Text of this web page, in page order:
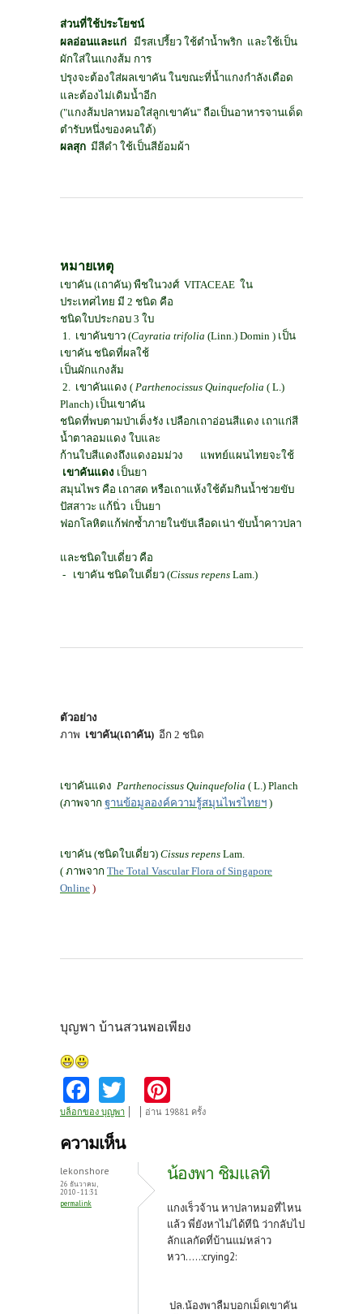
ส่วนที่ใช้ประโยชน์
ผลอ่อนและแก่ มีรสเปรี้ยว ใช้ตำน้ำพริก และใช้เป็น
ผักใส่ในแกงส้ม การ
ปรุงจะต้องใส่ผลเขาคัน ในขณะที่น้ำแกงกำลังเดือด
และต้องไม่เดิมน้ำอีก
("แกงส้มปลาหมอใส่ลูกเขาคัน" ถือเป็นอาหารจานเด็ด
ตำรับหนึ่งของคนใต้)
ผลสุก มีสีดำ ใช้เป็นสีย้อมผ้า
หมายเหตุ
เขาคัน (เถาคัน) พืชในวงศ์ VITACEAE ใน
ประเทศไทย มี 2 ชนิด คือ
ชนิดใบประกอบ 3 ใบ
1. เขาคันขาว (Cayratia trifolia (Linn.) Domin ) เป็น
เขาคัน ชนิดที่ผลใช้
เป็นผักแกงส้ม
2. เขาคันแดง ( Parthenocissus Quinquefolia ( L.)
Planch) เป็นเขาคัน
ชนิดที่พบตามป่าเต็งรัง เปลือกเถาอ่อนสีแดง เถาแก่สี
น้ำตาลอมแดง ใบและ
ก้านใบสีแดงถึงแดงอมม่วง
แพทย์แผนไทยจะใช้
เขาคันแดง เป็นยา
สมุนไพร คือ เถาสด หรือเถาแห้งใช้ต้มกินน้ำช่วยขับ
ปัสสาวะ แก้นิ่ว เป็นยา
ฟอกโลหิตแก้ฟกซ้ำภายในขับเลือดเน่า ขับน้ำคาวปลา
และชนิดใบเดี่ยว คือ
- เขาคัน ชนิดใบเดี่ยว (Cissus repens Lam.)
ตัวอย่าง
ภาพ เขาคัน(เถาคัน) อีก 2 ชนิด
เขาคันแดง Parthenocissus Quinquefolia ( L.) Planch
(ภาพจาก ฐานข้อมูลองค์ความรู้สมุนไพรไทยฯ )
เขาคัน (ชนิดใบเดี่ยว) Cissus repens Lam.
( ภาพจาก The Total Vascular Flora of Singapore
Online )
บุญพา บ้านสวนพอเพียง
Fa
ce
b
o
o
k
w
itt
er
nt
es
t
บล็อกของ บุญพา อ่าน 19881 ครั้ง
ความเห็น
lekonshore
26 ธันวาคม,
2010 - 11:31
permalink
น้องพา ชิมแลทิ
แกงเร็วจ้าน หาปลาหมอที่ไหน
แล้ว พี่ยังหาไม่ได้ทีนิ ว่ากลับไป
ลักแลกัดที่บ้านแม่หล่าว
หวา.....:crying2:
ปล.น้องพาลืมบอกเม็ดเขาคัน